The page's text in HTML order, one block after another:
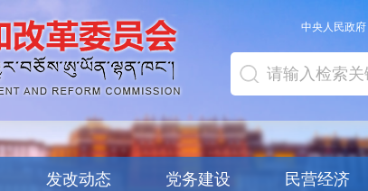
中央人民政府
发改动态 党务建设 民营经济